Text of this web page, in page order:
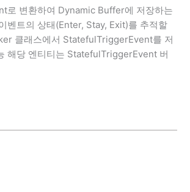
변환하여 Dynamic Buffer에 저장하는
트의 상태(Enter, Stay, Exit)를 추적할
클래스에서 StatefulTriggerEvent를 저
해당 엔티티는 StatefulTriggerEvent 버